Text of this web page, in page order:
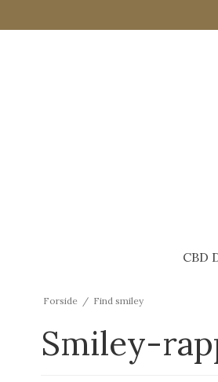
CBD
Forside / Find smiley
Smiley-